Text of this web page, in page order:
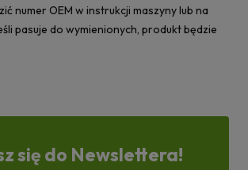
numer OEM w instrukcji maszyny lub na
pasuje do wymienionych, produkt będzie
się do Newslettera!